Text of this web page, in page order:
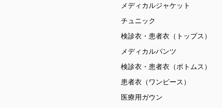
メディカルジャケット
チュニック
検診衣・患者衣（トップス）
メディカルパンツ
検診衣・患者衣（ボトムス）
患者衣（ワンピース）
医療用ガウン